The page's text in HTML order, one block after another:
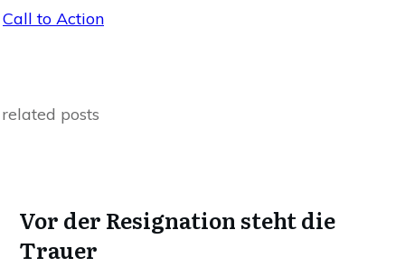
Call to Action
related posts
Vor der Resignation steht die
Trauer